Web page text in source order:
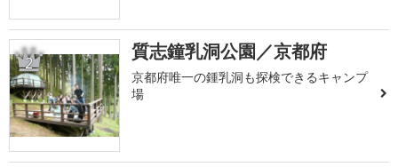
2 質志鐘乳洞公園／京都府
京都府唯一の鍾乳洞も探検できるキャンプ
場